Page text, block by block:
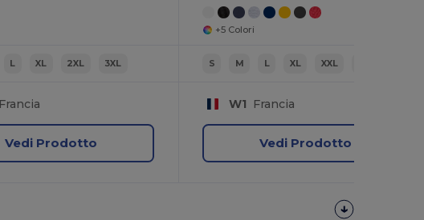
L XL 2XL 3XL
Francia
Vedi Prodotto
+5 Colori
S M L XL XXL
W1 Francia
Vedi Prodotto